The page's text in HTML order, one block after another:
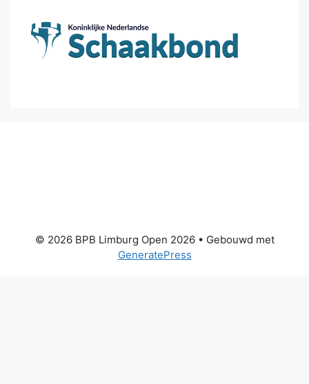
© 2026 BPB Limburg Open 2026• Gebouwd met
GeneratePress